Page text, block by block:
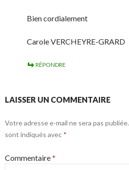
Bien cordialement
Carole VERCHEYRE-GRARD
RÉPONDRE
LAISSER UN COMMENTAIRE
Votre adresse e-mail ne sera pas publiée.
sont indiqués avec *
Commentaire*